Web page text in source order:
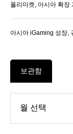
폴리마켓, 아시아 확장
아시아 iGaming 성장,
보관함